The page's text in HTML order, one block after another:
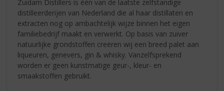
Zuidam Distillers is één van de laatste zelfstandige
distilleerderijen van Nederland die al haar distillaten en
extracten nog op ambachtelijk wijze binnen het eigen
familiebedrijf maakt en verwerkt. Op basis van zuiver
natuurlijke grondstoffen creëren wij een breed palet aan
liqueuren, genevers, gin & whisky. Vanzelfsprekend
worden er geen kunstmatige geur-, kleur- en
smaakstoffen gebruikt.